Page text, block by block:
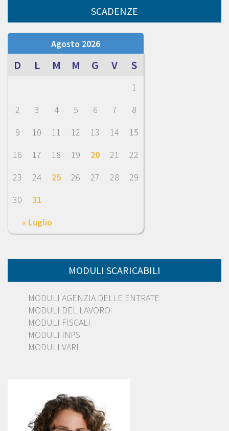
SCADENZE
Agosto 2026
D L M M G V S
« Luglio
1
2
3 4 5 6 7
8
9
10 11 12 13 14
15
16
17 18 19 20 21
22
23
24 25 26 27 28
29
30
31
MODULI SCARICABILI
MODULI AGENZIA DELLE ENTRATE
MODULI DEL LAVORO
MODULI FISCALI
MODULI INPS
MODULI VARI